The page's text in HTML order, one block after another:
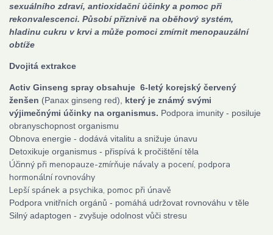
sexuálního zdraví, antioxidační účinky a pomoc při
rekonvalescenci. Působí příznivě na oběhový systém,
hladinu cukru v krvi a může pomoci zmírnit menopauzální
obtíže
Dvojitá extrakce
Activ Ginseng spray obsahuje 6-letý korejský červený
ženšen (Panax ginseng red), který je známý svými
výjimečnými účinky na organismus. Podpora imunity - posiluje
obranyschopnost organismu
Obnova energie - dodává vitalitu a snižuje únavu
Detoxikuje organismus - přispívá k pročištění těla
Účinný při menopauze-zmírňuje návaly a pocení, podpora
hormonální rovnováhy
Lepší spánek a psychika, pomoc při únavě
Podpora vnitřních orgánů - pomáhá udržovat rovnováhu v těle
Silný adaptogen - zvyšuje odolnost vůči stresu